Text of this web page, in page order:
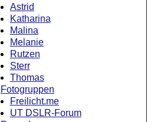
Astrid
Katharina
Malina
Melanie
Rutzen
Sterr
Thomas
Fotogruppen
Freilicht.me
UT DSLR-Forum